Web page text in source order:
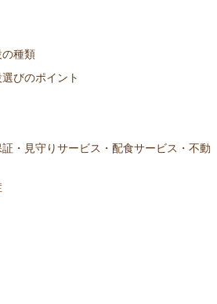
種類
びのポイント
・見守りサービス・配食サービス・不動